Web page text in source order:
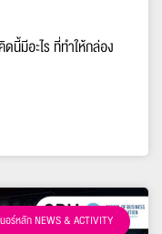
นี้มีอะไร ที่ทำให้กล่อง
นอร์หลัก NEWS & ACTIVITY